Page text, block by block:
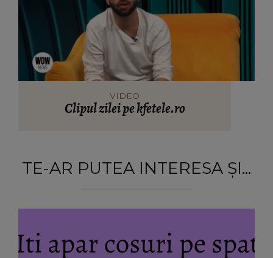
VIDEO
Clipul zilei pe kfetele.ro
TE-AR PUTEA INTERESA ȘI...